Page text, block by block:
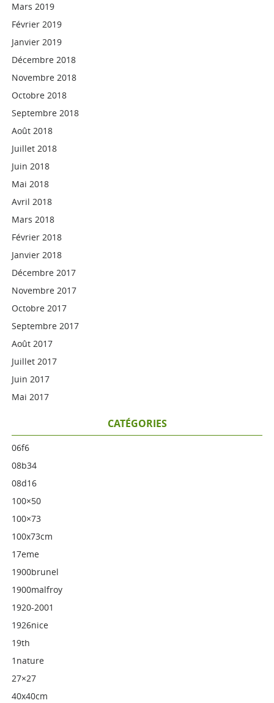
Mars 2019
Février 2019
Janvier 2019
Décembre 2018
Novembre 2018
Octobre 2018
Septembre 2018
Août 2018
Juillet 2018
Juin 2018
Mai 2018
Avril 2018
Mars 2018
Février 2018
Janvier 2018
Décembre 2017
Novembre 2017
Octobre 2017
Septembre 2017
Août 2017
Juillet 2017
Juin 2017
Mai 2017
CATÉGORIES
06f6
08b34
08d16
100×50
100×73
100x73cm
17eme
1900brunel
1900malfroy
1920-2001
1926nice
19th
1nature
27×27
40x40cm